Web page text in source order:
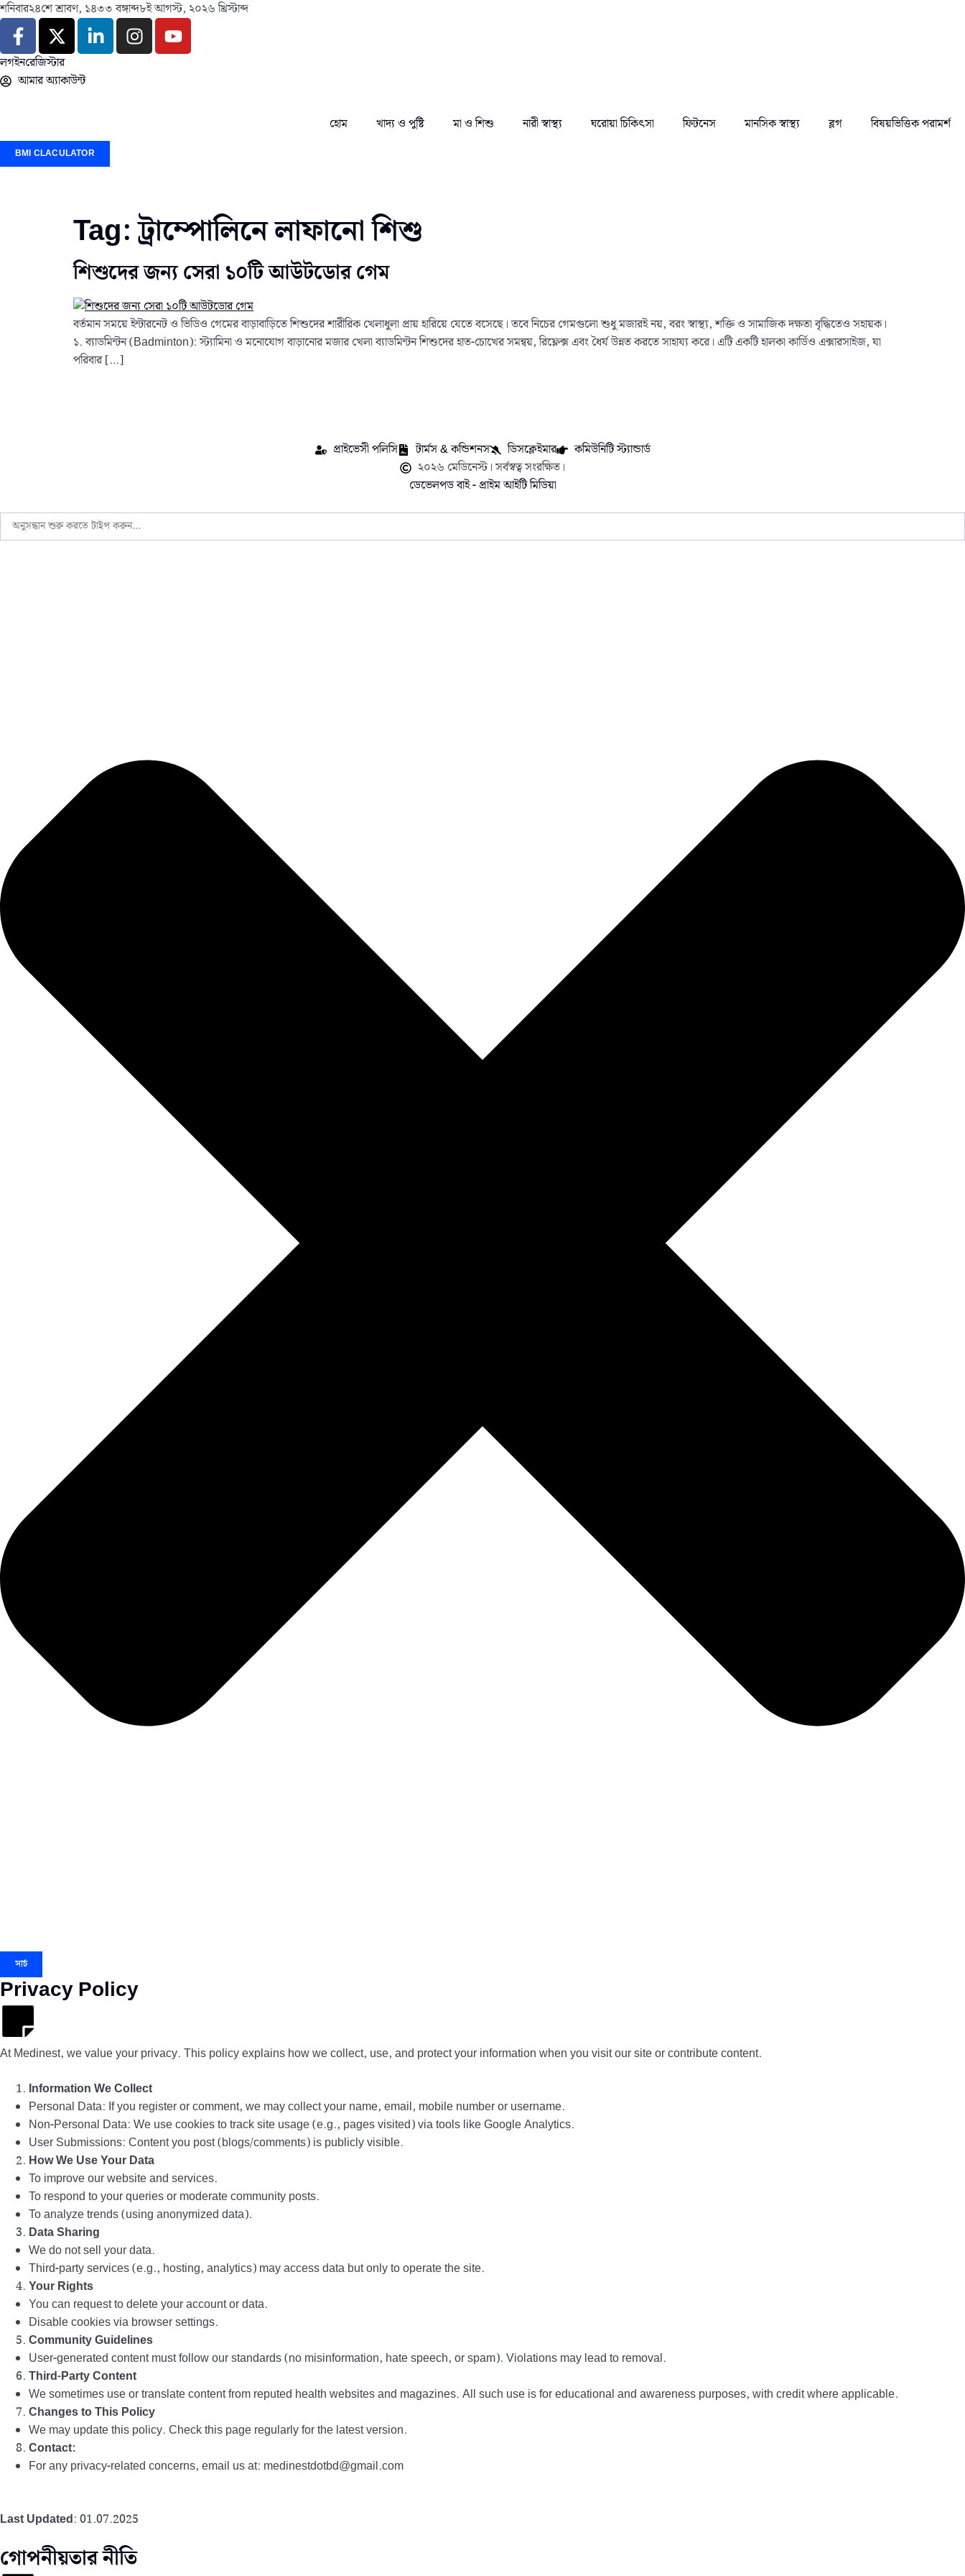
শনিবার২৪শে শ্রাবণ, ১৪৩৩ বঙ্গাব্দ৮ই আগস্ট, ২০২৬ খ্রিস্টাব্দ
লগইনরেজিস্টার
আমার অ্যাকাউন্ট
হোম খাদ্য ও পুষ্টি মা ও শিশু নারী স্বাস্থ্য ঘরোয়া চিকিৎসা ফিটনেস মানসিক স্বাস্থ্য ব্লগ বিষয়ভিত্তিক পরামর্শ
BMI CLACULATOR
Tag:ট্রাম্পোলিনে লাফানো শিশু
শিশুদের জন্য সেরা ১০টি আউটডোর গেম
বর্তমান সময়ে ইন্টারনেট ও ভিডিও গেমের বাড়াবাড়িতে শিশুদের শারীরিক খেলাধুলা প্রায় হারিয়ে যেতে বসেছে। তবে নিচের গেমগুলো শুধু মজারই নয়, বরং স্বাস্থ্য, শক্তি ও সামাজিক দক্ষতা বৃদ্ধিতেও সহায়ক।
১. ব্যাডমিন্টন (Badminton): স্ট্যামিনা ও মনোযোগ বাড়ানোর মজার খেলা ব্যাডমিন্টন শিশুদের হাত-চোখের সমন্বয়, রিফ্লেক্স এবং ধৈর্য উন্নত করতে সাহায্য করে। এটি একটি হালকা কার্ডিও এক্সারসাইজ, যা
পরিবার […]
প্রাইভেসী পলিসি টার্মস & কন্ডিশনস ডিসক্লেইমার
কমিউনিটি স্ট্যান্ডার্ড
২০২৬ মেডিনেস্ট। সর্বস্বত্ব সংরক্ষিত।
ডেভেলপড বাই - প্রাইম আইটি মিডিয়া
সার্চ
Privacy Policy
At Medinest, we value your privacy. This policy explains how we collect, use, and protect your information when you visit our site or contribute content.
Information We Collect
Personal Data: If you register or comment, we may collect your name, email, mobile number or username.
Non-Personal Data: We use cookies to track site usage (e.g., pages visited) via tools like Google Analytics.
User Submissions: Content you post (blogs/comments) is publicly visible.
How We Use Your Data
To improve our website and services.
To respond to your queries or moderate community posts.
To analyze trends (using anonymized data).
Data Sharing
We do not sell your data.
Third-party services (e.g., hosting, analytics) may access data but only to operate the site.
Your Rights
You can request to delete your account or data.
Disable cookies via browser settings.
Community Guidelines
User-generated content must follow our standards (no misinformation, hate speech, or spam). Violations may lead to removal.
Third-Party Content
We sometimes use or translate content from reputed health websites and magazines. All such use is for educational and awareness purposes, with credit where applicable.
Changes to This Policy
We may update this policy. Check this page regularly for the latest version.
Contact:
For any privacy-related concerns, email us at: medinestdotbd@gmail.com
Last Updated: 01.07.2025
গোপনীয়তার নীতি